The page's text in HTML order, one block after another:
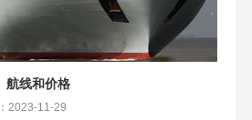
航线和价格
2023-11-29